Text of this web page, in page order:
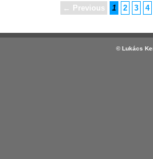
← Previous 1 2 3 4
© Lukács